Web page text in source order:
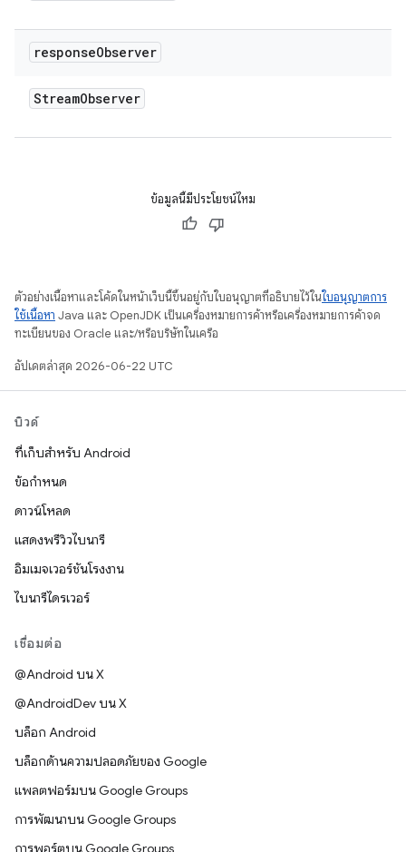
responseObserver
StreamObserver
ข้อมูลนี้มีประโยชน์ไหม
ตัวอย่างเนื้อหาและโค้ดในหน้าเว็บนี้ขึ้นอยู่กับใบอนุญาตที่อธิบายไว้ในใบอนุญาตการ
ใช้เนื้อหา Java และ OpenJDK เป็นเครื่องหมายการค้าหรือเครื่องหมายการค้าจด
ทะเบียนของ Oracle และ/หรือบริษัทในเครือ
อัปเดตล่าสุด 2026-06-22 UTC
บิวด์
ที่เก็บสำหรับ Android
ข้อกำหนด
ดาวน์โหลด
แสดงพรีวิวไบนารี
อิมเมจเวอร์ชันโรงงาน
ไบนารีไดรเวอร์
เชื่อมต่อ
@Android บน X
@AndroidDev บน X
บล็อก Android
บล็อกด้านความปลอดภัยของ Google
แพลตฟอร์มบน Google Groups
การพัฒนาบน Google Groups
การพอร์ตบน Google Groups